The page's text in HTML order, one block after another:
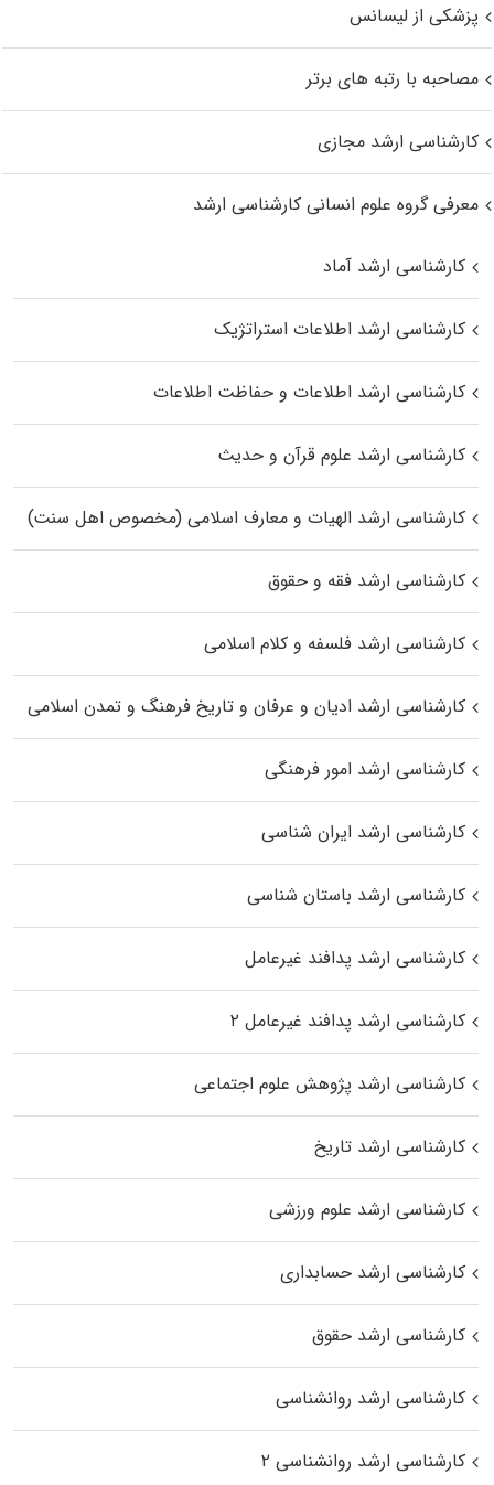
پزشکی از لیسانس
مصاحبه با رتبه های برتر
کارشناسی ارشد مجازی
معرفی گروه علوم انسانی کارشناسی ارشد
کارشناسی ارشد آماد
کارشناسی ارشد اطلاعات استراتژیک
کارشناسی ارشد اطلاعات و حفاظت اطلاعات
کارشناسی ارشد علوم قرآن و حدیث
کارشناسی ارشد الهیات و معارف اسلامی (مخصوص اهل سنت)
کارشناسی ارشد فقه و حقوق
کارشناسی ارشد فلسفه و کلام اسلامی
کارشناسی ارشد ادیان و عرفان و تاریخ فرهنگ و تمدن اسلامی
کارشناسی ارشد امور فرهنگی
کارشناسی ارشد ایران شناسی
کارشناسی ارشد باستان شناسی
کارشناسی ارشد پدافند غیرعامل
کارشناسی ارشد پدافند غیرعامل ۲
کارشناسی ارشد پژوهش علوم اجتماعی
کارشناسی ارشد تاریخ
کارشناسی ارشد علوم ورزشی
کارشناسی ارشد حسابداری
کارشناسی ارشد حقوق
کارشناسی ارشد روانشناسی
کارشناسی ارشد روانشناسی ۲